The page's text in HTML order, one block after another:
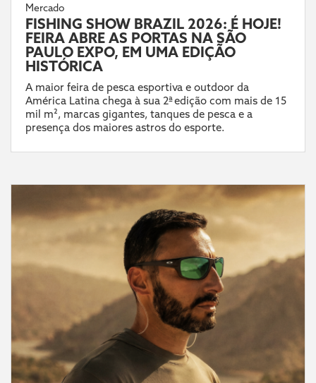
Mercado
FISHING SHOW BRAZIL 2026: É HOJE!
FEIRA ABRE AS PORTAS NA SÃO
PAULO EXPO, EM UMA EDIÇÃO
HISTÓRICA
A maior feira de pesca esportiva e outdoor da
América Latina chega à sua 2ª edição com mais de 15
mil m², marcas gigantes, tanques de pesca e a
presença dos maiores astros do esporte.